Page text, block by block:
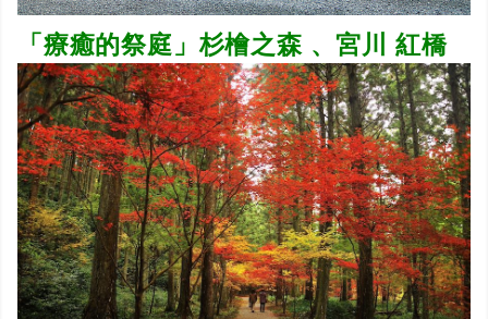
「療癒的祭庭」杉檜之森 、宮川 紅橋